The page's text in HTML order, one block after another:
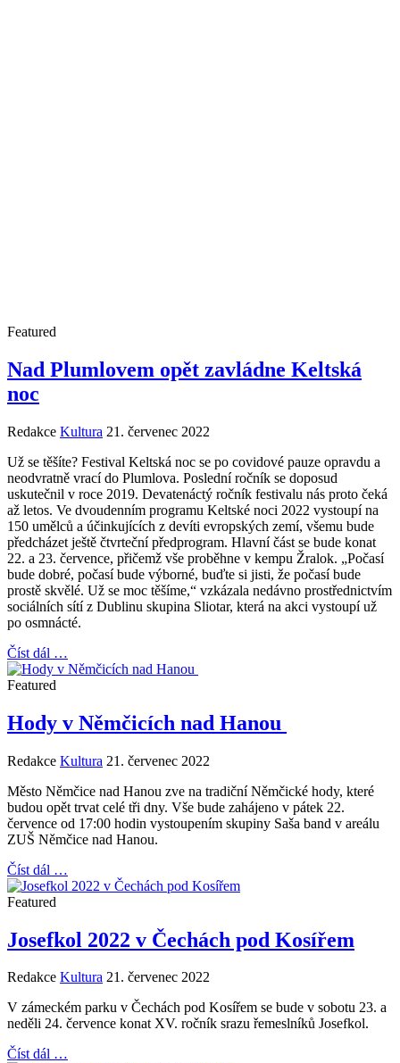
Featured
Nad Plumlovem opět zavládne Keltská
noc
Redakce Kultura 21. červenec 2022
Už se těšíte? Festival Keltská noc se po covidové pauze opravdu a
neodvratně vrací do Plumlova. Poslední ročník se doposud
uskutečnil v roce 2019. Devatenáctý ročník festivalu nás proto čeká
až letos. Ve dvoudenním programu Keltské noci 2022 vystoupí na
150 umělců a účinkujících z devíti evropských zemí, všemu bude
předcházet ještě čtvrteční předprogram. Hlavní část se bude konat
22. a 23. července, přičemž vše proběhne v kempu Žralok. „Počasí
bude dobré, počasí bude výborné, buďte si jisti, že počasí bude
prostě skvělé. Už se moc těšíme,“ vzkázala nedávno prostřednictvím
sociálních sítí z Dublinu skupina Sliotar, která na akci vystoupí už
po osmnácté.
Číst dál …
Featured
Hody v Němčicích nad Hanou
Redakce Kultura 21. červenec 2022
Město Němčice nad Hanou zve na tradiční Němčické hody, které
budou opět trvat celé tři dny. Vše bude zahájeno v pátek 22.
července od 17:00 hodin vystoupením skupiny Saša band v areálu
ZUŠ Němčice nad Hanou.
Číst dál …
Featured
Josefkol 2022 v Čechách pod Kosířem
Redakce Kultura 21. červenec 2022
V zámeckém parku v Čechách pod Kosířem se bude v sobotu 23. a
neděli 24. července konat XV. ročník srazu řemeslníků Josefkol.
Číst dál …